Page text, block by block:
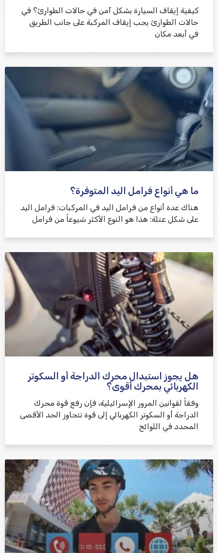
كيفية إيقاف السيارة بشكل آمن في حالات الطوارئ؟ في
حالات الطوارئ يجب إيقاف المركبة على جانب الطريق
في أبعد مكان
ما هي أنواع فرامل اليد المتوفرة؟
هناك عدة أنواع من فرامل اليد في المركبات: فرامل اليد
على شكل عتلة: هذا هو النوع الأكثر شيوعاً من فرامل
هل يجوز استبدال محرك الدراجة أو السكوتر
الكهربائي بمحرك أقوى؟
وفقاً لقوانين المرور الإسرائيلية، فإن رفع قوة محرك
الدراجة أو السكوتر الكهربائي إلى قوة تتجاوز الحد الأقصى
المحدد في اللوائح